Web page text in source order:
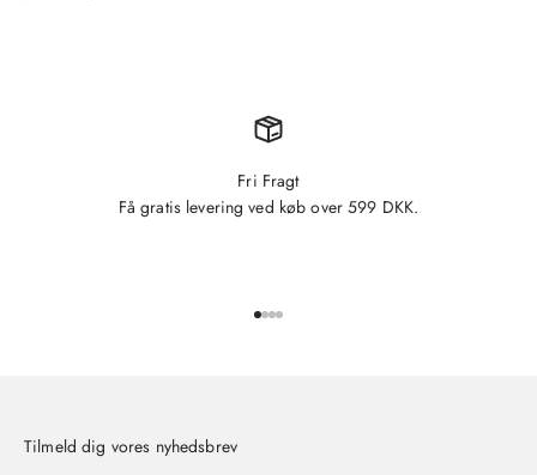
Fri Fragt
Få gratis levering ved køb over 599 DKK.
Gå til element 1
Gå til element 2
Gå til element 3
Gå til element 4
Tilmeld dig vores nyhedsbrev